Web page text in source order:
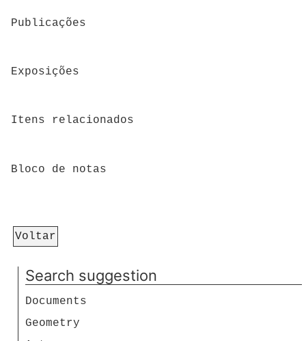
Publicações
Exposições
Itens relacionados
Bloco de notas
Voltar
Search suggestion
Documents
Geometry